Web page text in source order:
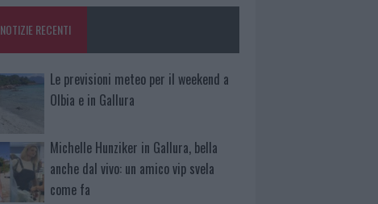
NOTIZIE RECENTI
Le previsioni meteo per il weekend a
Olbia e in Gallura
Michelle Hunziker in Gallura, bella
anche dal vivo: un amico vip svela
come fa